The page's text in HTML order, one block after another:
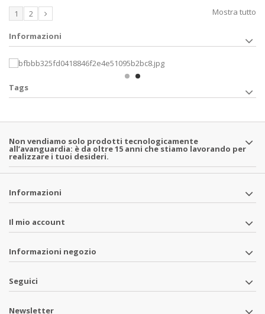
Mostra tutto
1 2
Informazioni
Tags
Non vendiamo solo prodotti tecnologicamente
all’avanguardia: è da oltre 15 anni che stiamo lavorando per
realizzare i tuoi desideri.
Informazioni
Il mio account
Informazioni negozio
Seguici
Newsletter